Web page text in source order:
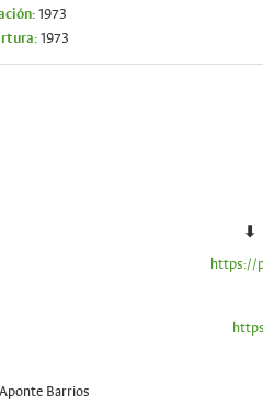
: 1973
1973
⬇
https://
Barrios